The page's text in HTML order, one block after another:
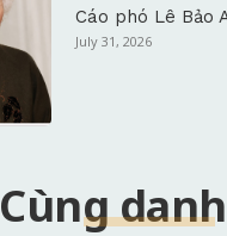
Cáo phó Lê Bảo
July 31, 2026
Cùng danh